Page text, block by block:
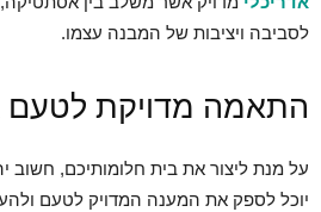
לסביבה ויציבות של המבנה עצמו.
התאמה מדויקת לטעם
על מנת ליצור את בית חלומותיכם, חשוב
יוכל לספק את המענה המדויק לטעם